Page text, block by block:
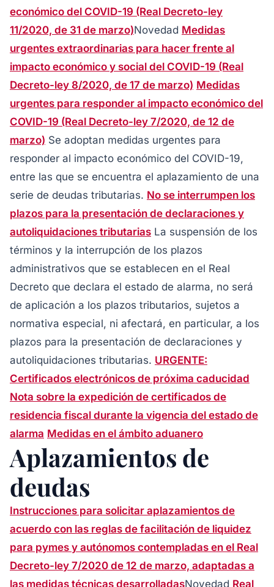
económico del COVID-19 (Real Decreto-ley
11/2020, de 31 de marzo)Novedad Medidas
urgentes extraordinarias para hacer frente al
impacto económico y social del COVID-19 (Real
Decreto-ley 8/2020, de 17 de marzo) Medidas
urgentes para responder al impacto económico del
COVID-19 (Real Decreto-ley 7/2020, de 12 de
marzo) Se adoptan medidas urgentes para
responder al impacto económico del COVID-19,
entre las que se encuentra el aplazamiento de una
serie de deudas tributarias. No se interrumpen los
plazos para la presentación de declaraciones y
autoliquidaciones tributarias La suspensión de los
términos y la interrupción de los plazos
administrativos que se establecen en el Real
Decreto que declara el estado de alarma, no será
de aplicación a los plazos tributarios, sujetos a
normativa especial, ni afectará, en particular, a los
plazos para la presentación de declaraciones y
autoliquidaciones tributarias. URGENTE:
Certificados electrónicos de próxima caducidad
Nota sobre la expedición de certificados de
residencia fiscal durante la vigencia del estado de
alarma Medidas en el ámbito aduanero
Aplazamientos de
deudas
Instrucciones para solicitar aplazamientos de
acuerdo con las reglas de facilitación de liquidez
para pymes y autónomos contempladas en el Real
Decreto-ley 7/2020 de 12 de marzo, adaptadas a
las medidas técnicas desarrolladasNovedad Real